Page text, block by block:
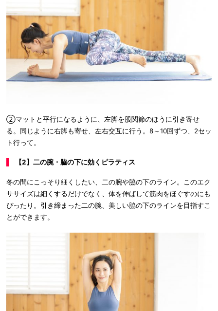
②マットと平行になるように、左脚を股関節のほうに引き寄せ
る。同じように右脚も寄せ、左右交互に行う。8～10回ずつ、2セッ
ト行って。
【2】二の腕・脇の下に効くピラティス
冬の間にこっそり細くしたい、二の腕や脇の下のライン。このエク
ササイズは細くするだけでなく、体を伸ばして筋肉をほぐすのにも
ぴったり。引き締まった二の腕、美しい脇の下のラインを目指すこ
とができます。